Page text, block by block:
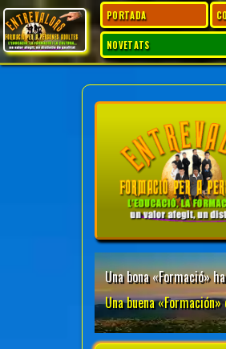
PORTADA
NOVETATS